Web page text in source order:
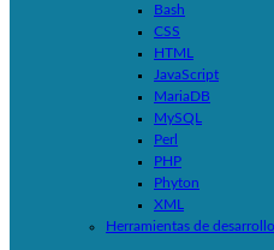
Bash
CSS
HTML
JavaScript
MariaDB
MySQL
Perl
PHP
Phyton
XML
Herramientas de desarrollo